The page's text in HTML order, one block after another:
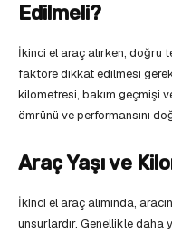
Edilmeli?
İkinci el araç alırken, doğru
faktöre dikkat edilmesi
kilometresi, bakım geçmişi
ömrünü ve performansını
Araç Yaşı ve
İkinci el araç alımında,
unsurlardır. Genellikle daha